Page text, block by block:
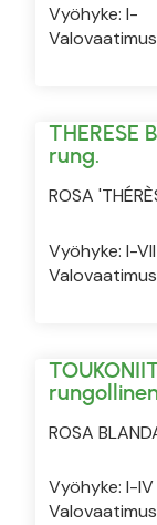
Vyöhyke: I-
THERESE
rung.
ROSA
Vyöhyke: I-VII
ROSA
Vyöhyke: I-IV